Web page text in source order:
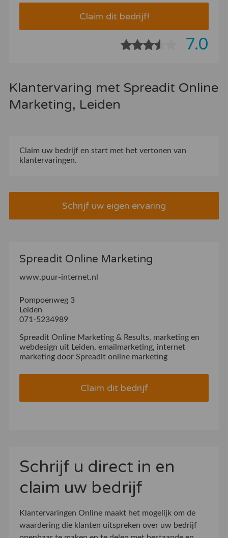
Claim dit bedrijf!
7.0
Klantervaring met Spreadit Online
Marketing, Leiden
Claim uw bedrijfen start met het vertonen van
klantervaringen.
Schrijf uw eigen ervaring
Spreadit Online Marketing
www.puur-internet.nl
Pompoenweg 3
Leiden
071-5234989
Spreadit Online Marketing & Results, marketing en
webdesign uit Leiden, emailmarketing, internet
marketing door Spreadit online marketing
Claim dit bedrijf
Schrijf u direct in en
claim uw bedrijf
Klantervaringen Online maakt het mogelijk om de
waardering die klanten uitspreken over uw bedrijf